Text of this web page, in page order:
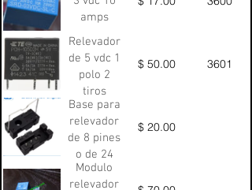
altura
profundidad
12.6mm
amps
Relevador
de 5 vdc 1
polo 2
tiros
$ 50.00 3601
Base para
relevador
de 8 pines
o de 24
vdc, como
$ 20.00
Modulo
relevador